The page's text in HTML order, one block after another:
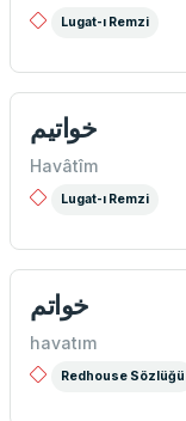
Lugat-ı Remzi
خواتیم
Havâtîm
Lugat-ı Remzi
خواتم
havatım
Redhouse Sözlüğü